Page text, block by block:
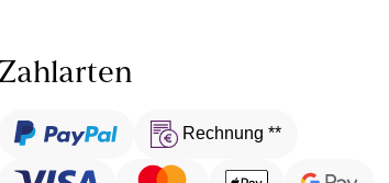
Rechnung **